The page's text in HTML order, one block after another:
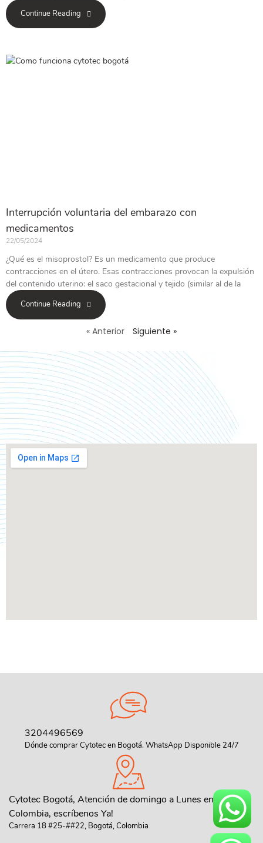
Continue Reading
Interrupción voluntaria del embarazo con
medicamentos
22/05/2024
¿Qué es el misoprostol? Es un medicamento que produce
contracciones en el útero. Esas contracciones provocan la expulsión
del contenido uterino: el saco gestacional y tejido (similar al de la
Continue Reading
« Anterior Siguiente »
3204496569
Dónde comprar Cytotec en Bogotá. WhatsApp Disponible 24/7
Cytotec Bogotá, Atención de domingo a Lunes en toda
Colombia, escríbenos Ya!
Carrera 18 #25-##22, Bogotá, Colombia